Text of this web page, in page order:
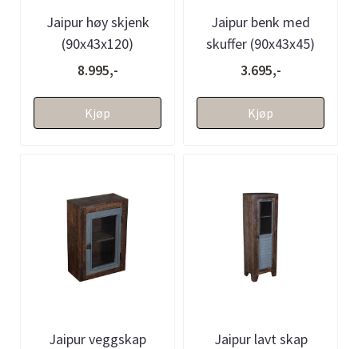
Jaipur høy skjenk
(90x43x120)
8.995,-
Kjøp
Jaipur benk med
skuffer (90x43x45)
3.695,-
Kjøp
Jaipur veggskap
Jaipur lavt skap